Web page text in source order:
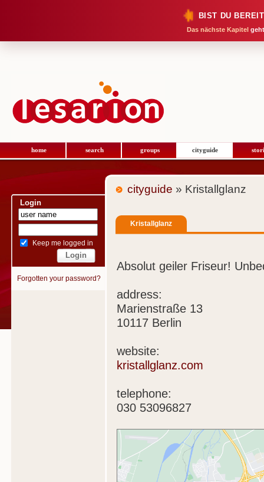
BIST DU
Das nächste Kapitel
home search groups cityguide
Login
Keep me logged in
Forgotten your password?
cityguide » Kristallglanz
Kristallglanz
Absolut geiler Friseur!
address:
Marienstraße 13
10117 Berlin
website:
kristallglanz.com
telephone:
030 53096827